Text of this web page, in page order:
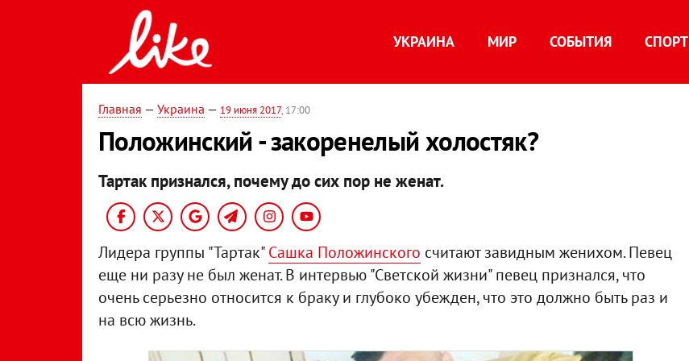
УКРАИНА МИР СОБЫТИЯ СПОРТ
Главная — Украина — 19 июня 2017, 17:00
Положинский - закоренелый холостяк?
Тартак признался, почему до сих пор не женат.
Лидера группы "Тартак"Сашка Положинского считают завидным женихом. Певец
еще ни разу не был женат. В интервью "Светской жизни" певец признался, что
очень серьезно относится к браку и глубоко убежден, что это должно быть раз и
на всю жизнь.